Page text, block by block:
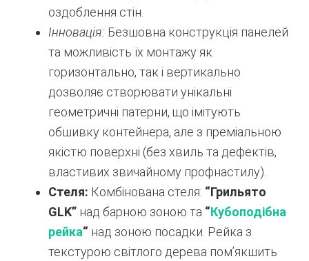
оздоблення стін.
Інновація: Безшовна конструкція панелей
та можливість їх монтажу як
горизонтально, так і вертикально
дозволяє створювати унікальні
геометричні патерни, що імітують
обшивку контейнера, але з преміальною
якістю поверхні (без хвиль та дефектів,
властивих звичайному профнастилу).
Стеля: Комбінована стеля: “Грильято
GLK” над барною зоною та “Кубоподібна
рейка“ над зоною посадки. Рейка з
текстурою світлого дерева пом’якшить